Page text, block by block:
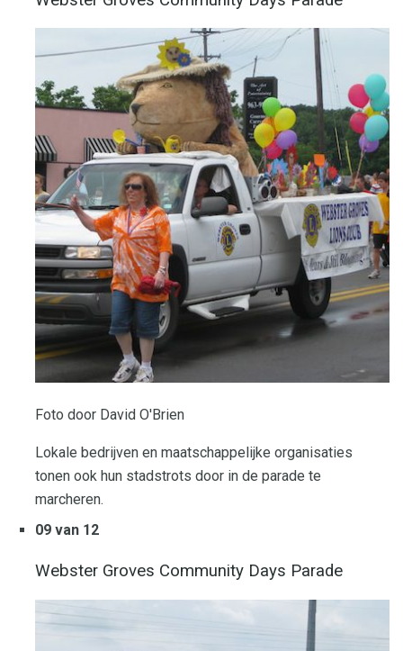
Foto door David O'Brien
Lokale bedrijven en maatschappelijke organisaties
tonen ook hun stadstrots door in de parade te
marcheren.
09 van 12
Webster Groves Community Days Parade